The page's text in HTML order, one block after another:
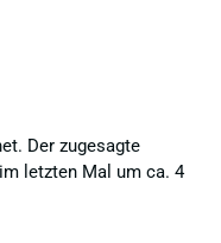
Der zugesagte
letzten Mal um ca. 4